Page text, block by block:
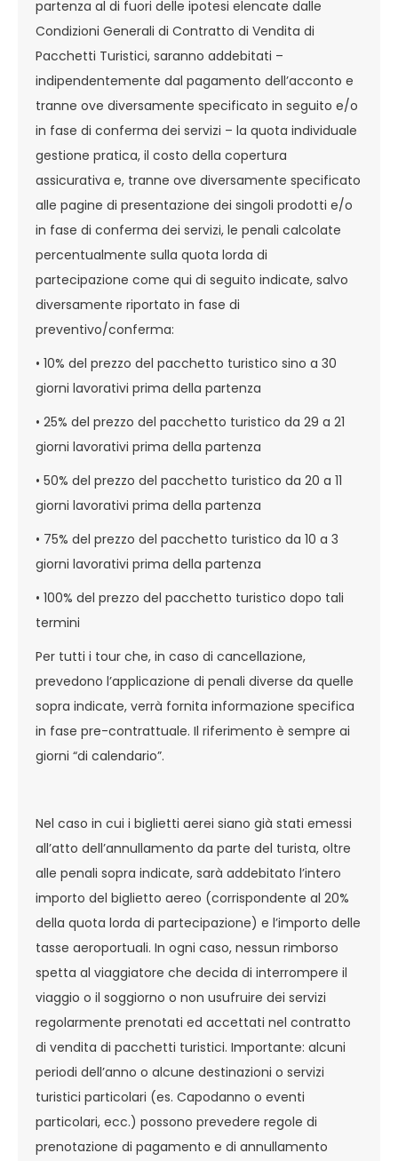
partenza al di fuori delle ipotesi elencate dalle
Condizioni Generali di Contratto di Vendita di
Pacchetti Turistici, saranno addebitati –
indipendentemente dal pagamento dell’acconto e
tranne ove diversamente specificato in seguito e/o
in fase di conferma dei servizi – la quota individuale
gestione pratica, il costo della copertura
assicurativa e, tranne ove diversamente specificato
alle pagine di presentazione dei singoli prodotti e/o
in fase di conferma dei servizi, le penali calcolate
percentualmente sulla quota lorda di
partecipazione come qui di seguito indicate, salvo
diversamente riportato in fase di
preventivo/conferma:
• 10% del prezzo del pacchetto turistico sino a 30
giorni lavorativi prima della partenza
• 25% del prezzo del pacchetto turistico da 29 a 21
giorni lavorativi prima della partenza
• 50% del prezzo del pacchetto turistico da 20 a 11
giorni lavorativi prima della partenza
• 75% del prezzo del pacchetto turistico da 10 a 3
giorni lavorativi prima della partenza
• 100% del prezzo del pacchetto turistico dopo tali
termini
Per tutti i tour che, in caso di cancellazione,
prevedono l’applicazione di penali diverse da quelle
sopra indicate, verrà fornita informazione specifica
in fase pre-contrattuale. Il riferimento è sempre ai
giorni “di calendario”.
Nel caso in cui i biglietti aerei siano già stati emessi
all’atto dell’annullamento da parte del turista, oltre
alle penali sopra indicate, sarà addebitato l’intero
importo del biglietto aereo (corrispondente al 20%
della quota lorda di partecipazione) e l’importo delle
tasse aeroportuali. In ogni caso, nessun rimborso
spetta al viaggiatore che decida di interrompere il
viaggio o il soggiorno o non usufruire dei servizi
regolarmente prenotati ed accettati nel contratto
di vendita di pacchetti turistici. Importante: alcuni
periodi dell’anno o alcune destinazioni o servizi
turistici particolari (es. Capodanno o eventi
particolari, ecc.) possono prevedere regole di
prenotazione di pagamento e di annullamento